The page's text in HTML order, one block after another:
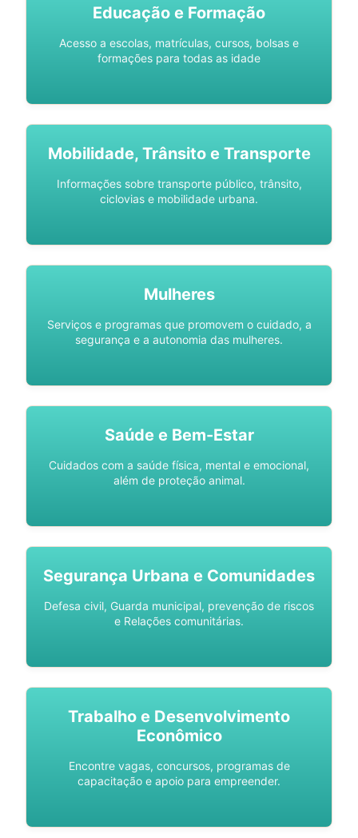
Educação e Formação
Acesso a escolas, matrículas, cursos, bolsas e
formações para todas as idade
Mobilidade, Trânsito e Transporte
Informações sobre transporte público, trânsito,
ciclovias e mobilidade urbana.
Mulheres
Serviços e programas que promovem o cuidado, a
segurança e a autonomia das mulheres.
Saúde e Bem-Estar
Cuidados com a saúde física, mental e emocional,
além de proteção animal.
Segurança Urbana e Comunidades
Defesa civil, Guarda municipal, prevenção de riscos
e Relações comunitárias.
Trabalho e Desenvolvimento
Econômico
Encontre vagas, concursos, programas de
capacitação e apoio para empreender.